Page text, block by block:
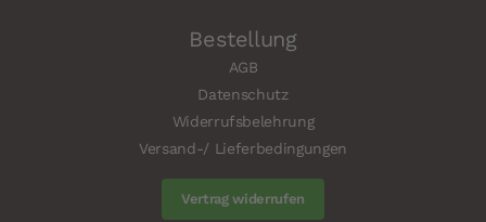
Bestellung
AGB
Datenschutz
Widerrufsbelehrung
Versand-/ Lieferbedingungen
Vertrag widerrufen